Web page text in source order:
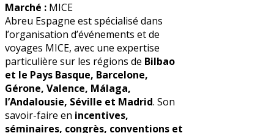
Marché : MICE
Abreu Espagne est spécialisé dans
l’organisation d’événements et de
voyages MICE, avec une expertise
particulière sur les régions de Bilbao
et le Pays Basque, Barcelone,
Gérone, Valence, Málaga,
l’Andalousie, Séville et Madrid. Son
savoir-faire en incentives,
séminaires, congrès, conventions et